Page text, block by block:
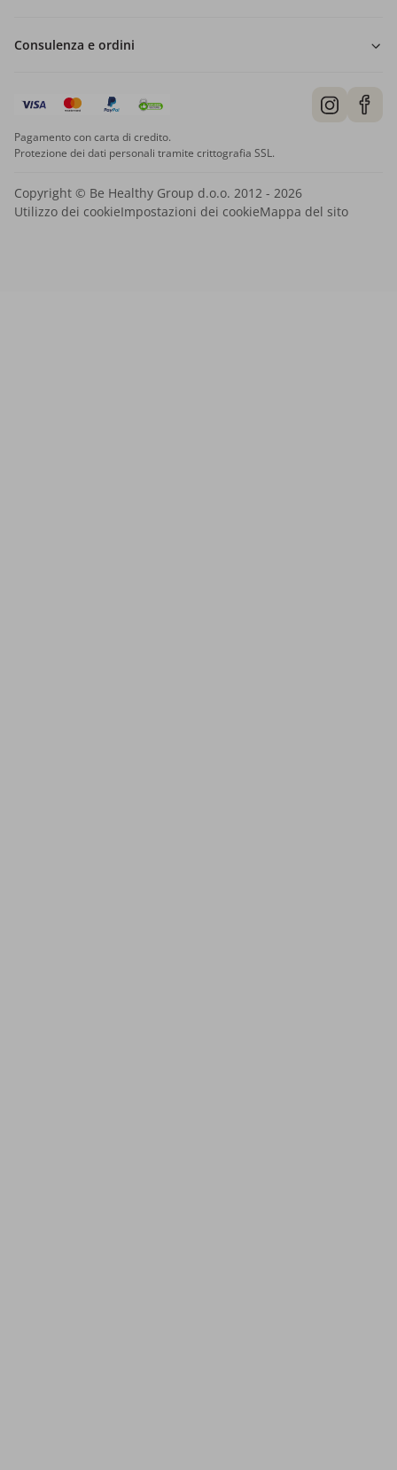
Consulenza e ordini
Pagamento con carta di credito.
Protezione dei dati personali tramite crittografia SSL.
Copyright © Be Healthy Group d.o.o. 2012 - 2026
Utilizzo dei cookieImpostazioni dei cookieMappa del sito